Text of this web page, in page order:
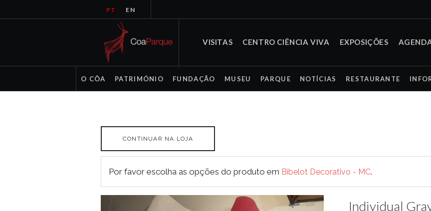
PT EN
VISITAS CENTRO CIÊNCIA VIVA EXPOSIÇÕES
O CÔA PATRIMÓNIO FUNDAÇÃO MUSEU PARQUE NOTÍCIAS RESTAURANTE
CONTINUAR NA LOJA
Por favor escolha as opções do produto em Bibelot Decorativo - MC.
Individual